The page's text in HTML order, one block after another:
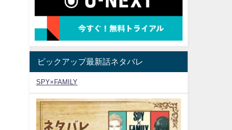
ピックアップ最新話ネタバレ
SPY×FAMILY